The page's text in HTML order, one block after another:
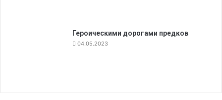
Героическими дорогами предков
04.05.2023